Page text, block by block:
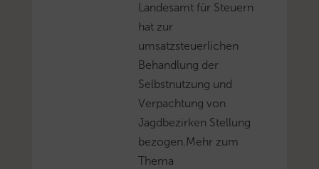
Landesamt für Steuern
hat zur
umsatzsteuerlichen
Behandlung der
Selbstnutzung und
Verpachtung von
Jagdbezirken Stellung
bezogen.Mehr zum
Thema